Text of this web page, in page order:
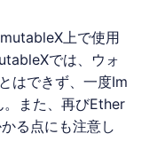
X 上で使用
Xでは、ウォ
はできず、一度Im
。また、再びEther
る点にも注意し